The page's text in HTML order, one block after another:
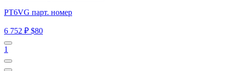
PT6VG парт. номер
6 752 ₽ $80
1